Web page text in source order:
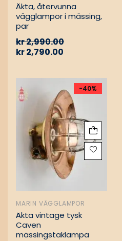
Äkta, återvunna
vägglampor i mässing,
par
kr2,990.00
kr2,790.00
-40%
MARIN VÄGGLAMPOR
Äkta vintage tysk
Caven
mässingstaklampa